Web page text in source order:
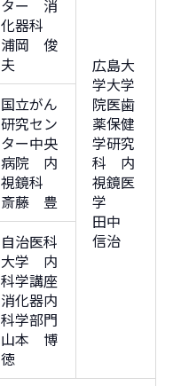
ター 消
化器科
浦岡 俊
夫
広島大
学大学
院医歯
薬保健
学研究
科 内
視鏡医
学
田中
信治
国立がん
研究セン
ター中央
病院 内
視鏡科
斎藤 豊
自治医科
大学 内
科学講座
消化器内
科学部門
山本 博
徳